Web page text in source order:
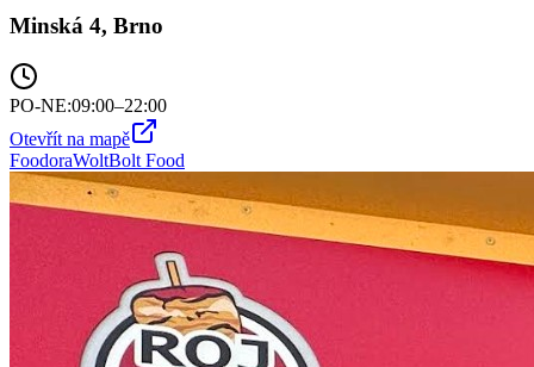
Minská 4, Brno
PO-NE:09:00–22:00
Otevřít na mapě
FoodoraWoltBolt Food